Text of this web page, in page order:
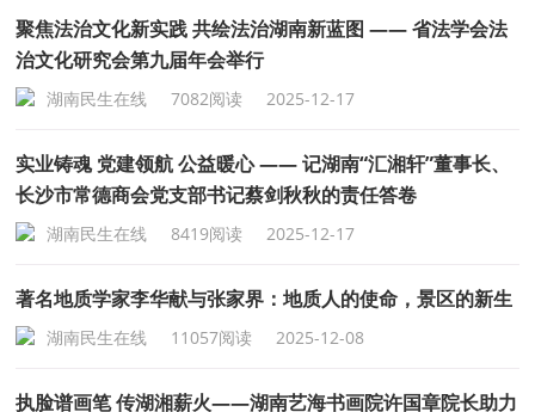
聚焦法治文化新实践 共绘法治湖南新蓝图 —— 省法学会法
治文化研究会第九届年会举行
湖南民生在线 7082阅读 2025-12-17
实业铸魂 党建领航 公益暖心 —— 记湖南“汇湘轩”董事长、
长沙市常德商会党支部书记蔡剑秋秋的责任答卷
湖南民生在线 8419阅读 2025-12-17
著名地质学家李华献与张家界：地质人的使命，景区的新生
湖南民生在线 11057阅读 2025-12-08
执脸谱画笔 传湖湘薪火——湖南艺海书画院许国章院长助力